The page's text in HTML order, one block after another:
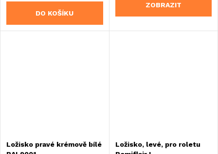
DO KOŠÍKU
ZOBRAZIT
Ložisko pravé krémově bílé
Ložisko, levé, pro roletu